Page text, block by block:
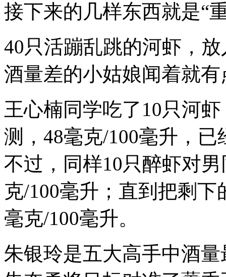
接下来的几样东西就是“
40只活蹦乱跳的河虾，
酒量差的小姑娘闻着就
王心楠同学吃了10只河
测，48毫克/100毫升，
不过，同样10只醉虾对
克/100毫升；直到把剩
毫克/100毫升。
朱银玲是五大高手中酒